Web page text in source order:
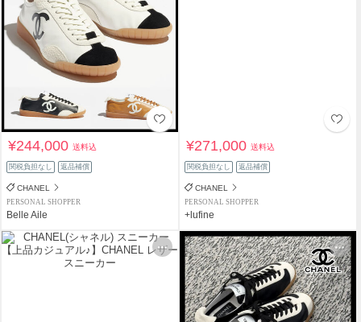
¥244,000送料込
関税負担なし 返品補償
CHANEL
PERSONAL SHOPPER
Belle Aile
¥271,000送料込
関税負担なし 返品補償
CHANEL
PERSONAL SHOPPER
+lufine